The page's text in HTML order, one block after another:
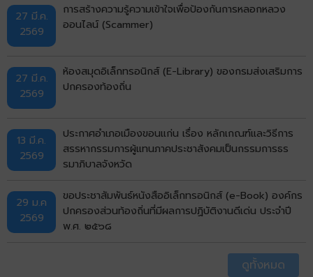
27 มี.ค.
2569
การสร้างความรู้ความเข้าใจเพื่อป้องกันการหลอกหลวง
ออนไลน์ (Scammer)
27 มี.ค.
2569
ห้องสมุดอิเล็กทรอนิกส์ (E-Library) ของกรมส่งเสริมการ
ปกครองท้องถิ่น
13 มี.ค.
2569
ประกาศอำเภอเมืองขอนแก่น เรื่อง หลักเกณฑ์และวิธีการ
สรรหากรรมการผู้แทนภาคประชาสังคมเป็นกรรมการธร
รมาภิบาลจังหวัด
29 ม.ค
2569
ขอประชาสัมพันธ์หนังสืออิเล็กทรอนิกส์ (e-Book) องค์กร
ปกครองส่วนท้องถิ่นที่มีผลการปฏิบัติงานดีเด่น ประจำปี
พ.ศ. ๒๕๖๘
ดูทั้งหมด